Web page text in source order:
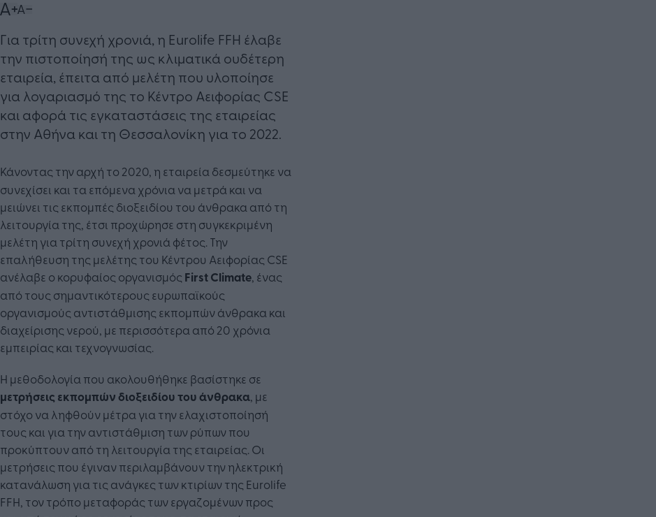
Για τρίτη συνεχή χρονιά, η Eurolife FFH έλαβε
την πιστοποίησή της ως κλιματικά ουδέτερη
εταιρεία, έπειτα από μελέτη που υλοποίησε
για λογαριασμό της το Κέντρο Αειφορίας CSE
και αφορά τις εγκαταστάσεις της εταιρείας
στην Αθήνα και τη Θεσσαλονίκη για το 2022.
Κάνοντας την αρχή το 2020, η εταιρεία δεσμεύτηκε να
συνεχίσει και τα επόμενα χρόνια να μετρά και να
μειώνει τις εκπομπές διοξειδίου του άνθρακα από τη
λειτουργία της, έτσι προχώρησε στη συγκεκριμένη
μελέτη για τρίτη συνεχή χρονιά φέτος. Την
επαλήθευση της μελέτης του Κέντρου Αειφορίας CSE
ανέλαβε ο κορυφαίος οργανισμός FirstClimate, ένας
από τους σημαντικότερους ευρωπαϊκούς
οργανισμούς αντιστάθμισης εκπομπών άνθρακα και
διαχείρισης νερού, με περισσότερα από 20 χρόνια
εμπειρίας και τεχνογνωσίας.
Η μεθοδολογία που ακολουθήθηκε βασίστηκε σε
μετρήσεις εκπομπών διοξειδίου του άνθρακα, με
στόχο να ληφθούν μέτρα για την ελαχιστοποίησή
τους και για την αντιστάθμιση των ρύπων που
προκύπτουν από τη λειτουργία της εταιρείας. Οι
μετρήσεις που έγιναν περιλαμβάνουν την ηλεκτρική
κατανάλωση για τις ανάγκες των κτιρίων της Eurolife
FFH, τον τρόπο μεταφοράς των εργαζομένων προς